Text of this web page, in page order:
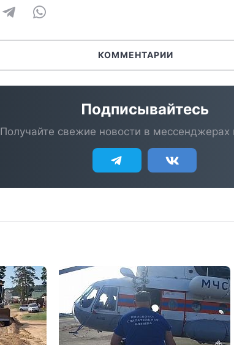
КОММЕНТАРИИ
Подписывайтесь
Получайте свежие новости в мессенджерах